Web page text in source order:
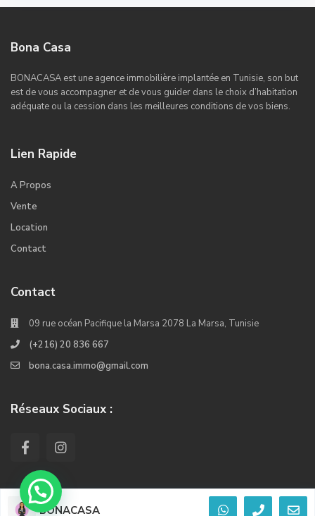
Bona Casa
BONACASA est une agence immobilière implantée en Tunisie, son but
est de vous accompagner et de vous guider dans le choix d’habitation
adéquate ou la cession dans les meilleures conditions de vos biens.
Lien Rapide
A Propos
Vente
Location
Contact
Contact
09 rue océan Pacifique la Marsa 2078 La Marsa, Tunisie
(+216) 20 836 667
bona.casa.immo@gmail.com
Réseaux Sociaux :
BONACASA